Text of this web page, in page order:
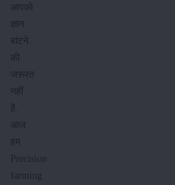
आपको
ज्ञान
बांटने
की
जरूरत
नहीं
है.
आज
हम
Precision
farming